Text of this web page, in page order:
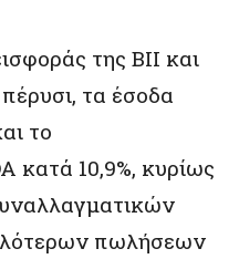
της BII και
τα έσοδα
το
κατά 10,9%, κυρίως
πωλήσεων